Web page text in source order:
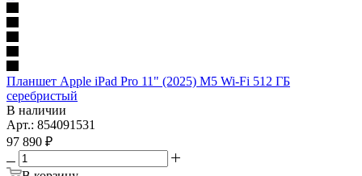
Планшет Apple iPad Pro 11" (2025) M5 Wi-Fi 512 ГБ
серебристый
В наличии
Арт.: 854091531
97 890 ₽